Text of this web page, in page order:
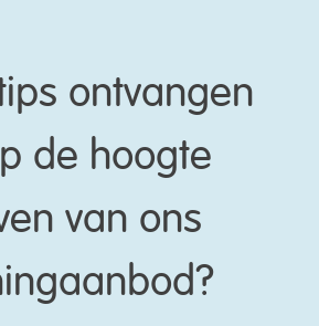
ontvangen
de hoogte
van ons